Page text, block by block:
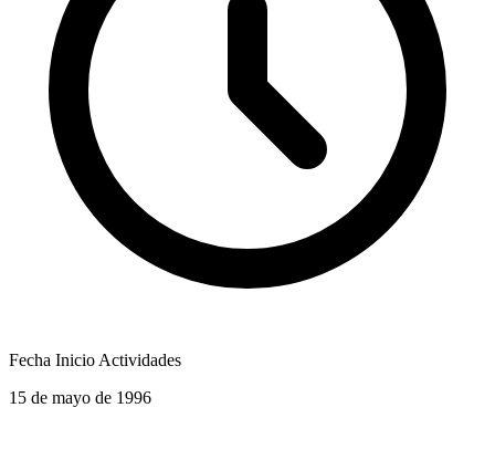
Fecha Inicio Actividades
15 de mayo de 1996